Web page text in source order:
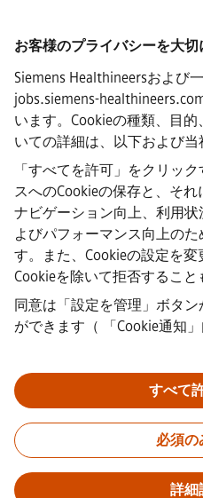
お客様のプライバシーを大
Siemens Healthineersおよび
jobs.siemens-
います。Cookieの種類、目
いての詳細は、以下および当
「すべてを許可」をクリッ
スへのCookieの保存と、そ
ナビゲーション向上、利用
よびパフォーマンス向上の
す。また、Cookieの設定を
Cookieを除いて拒否すること
同意は「設定を管理」ボタ
ができます（
「Cookie通知
すべて
必須の
詳細
Siemens Healthineers AG © 2026
·
·
·
·
重要なお知らせ：
採用をご希望
と引き換えに銀行情報や個人の財
ん。同様に、シーメンスの採用
メールの添付ファイルは、実際に